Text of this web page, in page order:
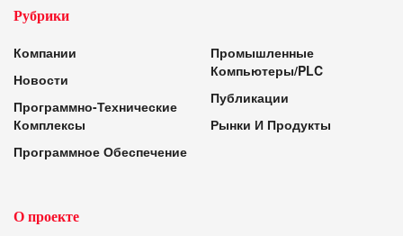
Рубрики
Компании
Новости
Программно-Технические
Комплексы
Программное Обеспечение
Промышленные
Компьютеры/PLC
Публикации
Рынки И Продукты
О проекте